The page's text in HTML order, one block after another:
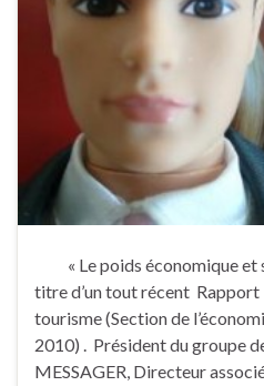
« Le poids économique et
titre d’un tout récent
tourisme (Section de
2010) . Président du groupe
MESSAGER, Directeur